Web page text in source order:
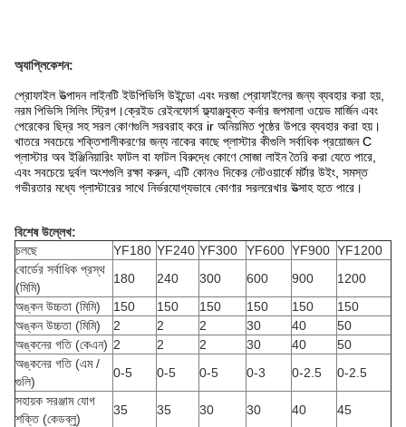
অ্যাপ্লিকেশন:
প্রোফাইল উত্পাদন লাইনটি ইউপিভিসি উইন্ডো এবং দরজা প্রোফাইলের জন্য ব্যবহার করা হয়,
নরম পিভিসি সিলিং স্ট্রিপ।ক্রেইড রেইনফোর্স ফ্ল্যাঞ্জযুক্ত কর্নার জপমালা ওয়েভ মার্জিন এবং
পেরেকের ছিদ্র সহ সরল কোণগুলি সরবরাহ করে ir অনিয়মিত পৃষ্ঠের উপরে ব্যবহার করা হয়।
খাতরে সবচেয়ে শক্তিশালীকরণের জন্য নাকের কাছে প্লাস্টার কীগুলি সর্বাধিক প্রয়োজন C
প্লাস্টার অব ইঞ্জিনিয়ারিং ফাটল বা ফাটল বিরুদ্ধে কোণে সোজা লাইন তৈরি করা যেতে পারে,
এবং সবচেয়ে দুর্বল অংশগুলি রক্ষা করুন, এটি কোনও দিকের নেটওয়ার্কে মর্টার উইং, সমস্ত
গভীরতার মধ্যে প্লাস্টারের সাথে নির্ভরযোগ্যভাবে কোণার সরলরেখার উত্সাহ হতে পারে।
বিশেষ উল্লেখ:
চলছে
YF180 YF240 YF300 YF600 YF900 YF1200
বোর্ডের সর্বাধিক প্রস্থ
(মিমি)
180 240 300 600 900
1200
অঙ্কন উচ্চতা (মিমি)
150 150 150 150 150
150
অঙ্কন উচ্চতা (মিমি)
2 2 2 30 40
50
অঙ্কনের গতি (কেএন) 2 2 2 30 40
50
অঙ্কনের গতি (এম /
গুলি)
0-5 0-5 0-5 0-3 0-2.5
0-2.5
সহায়ক সরঞ্জাম যোগ
শক্তি (কেডব্লু)
35 35 30 30 40
45